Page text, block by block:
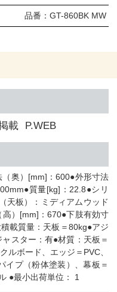
品番： GT-860BK MW
載 P.WEB
奥）[mm]：600●外形寸法
質量[kg]：22.8●シリ
天板）：ミディアムウッド
）[mm]：670●下肢有効寸
載質量：天板＝80kg●アジ
スター：有●材質：天板＝
ルボード、エッジ＝PVC、
イプ（粉体塗装）、幕板＝
●最小出荷単位： 1